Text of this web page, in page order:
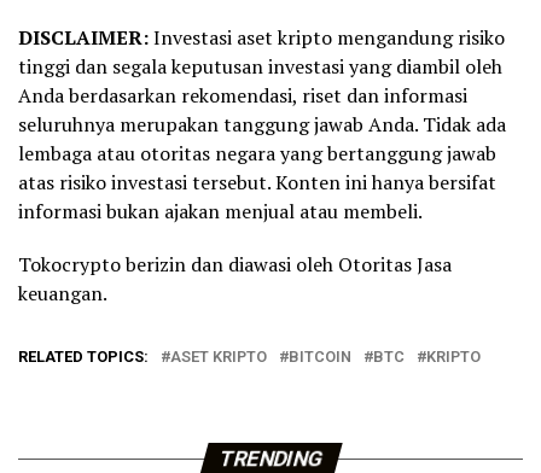
DISCLAIMER:Investasi aset kripto mengandung risiko
tinggi dan segala keputusan investasi yang diambil oleh
Anda berdasarkan rekomendasi, riset dan informasi
seluruhnya merupakan tanggung jawab Anda. Tidak ada
lembaga atau otoritas negara yang bertanggung jawab
atas risiko investasi tersebut. Konten ini hanya bersifat
informasi bukan ajakan menjual atau membeli.
Tokocrypto berizin dan diawasi oleh Otoritas Jasa
keuangan.
RELATED TOPICS: ASET KRIPTO BITCOIN BTC KRIPTO
TRENDING